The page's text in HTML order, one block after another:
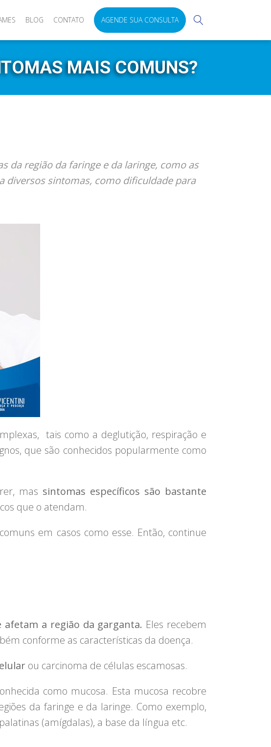
BLOG CONTATO AGENDE SUA CONSULTA
MAIS COMUNS?
da região da faringe e da laringe, como as
diversos sintomas, como dificuldade para
tais como a deglutição, respiração e
que são conhecidos popularmente como
mas sintomas específicos são bastante
que o atendam.
em casos como esse. Então, continue
a região da garganta. Eles recebem
conforme as características da doença.
ou carcinoma de células escamosas.
como mucosa. Esta mucosa recobre
da faringe e da laringe. Como exemplo,
(amígdalas), a base da língua etc.